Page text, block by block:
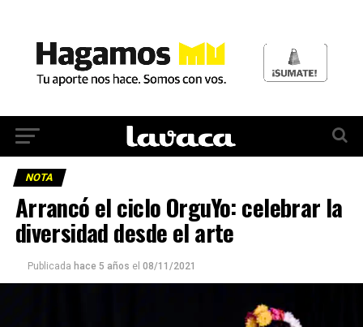
NOTA
Arrancó el ciclo OrguYo: celebrar la
diversidad desde el arte
Publicada hace 5 años el 08/11/2021